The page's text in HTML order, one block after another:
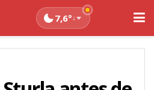
7,6°↓